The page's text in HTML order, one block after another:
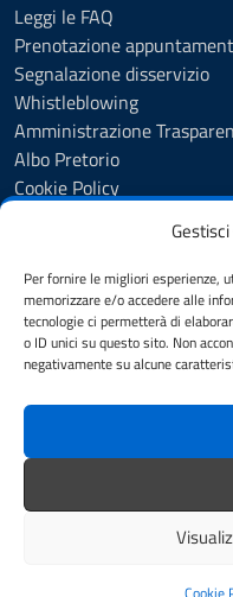
Per fornire le migliori esperienze,
memorizzare e/o accedere alle
tecnologie ci permetterà di
o ID unici su questo sito. Non
negativamente su alcune
Leggi le FAQ
Prenotazione
Segnalazione disservizio
Whistleblowing
Amministrazione
Albo Pretorio
Cookie Policy
Dichiarazione di
Dichiarazione di
Obiettivi di accessibilità
Note legali
Feedback
Credits